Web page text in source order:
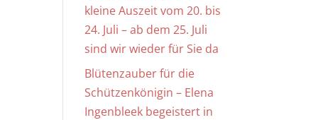
kleine Auszeit vom 20. bis
24. Juli – ab dem 25. Juli
sind wir wieder für Sie da
Blütenzauber für die
Schützenkönigin – Elena
Ingenbleek begeistert in